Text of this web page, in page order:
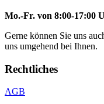
Mo.-Fr. von 8:00-17:00
Gerne können Sie uns
uns umgehend bei Ihnen.
Rechtliches
AGB